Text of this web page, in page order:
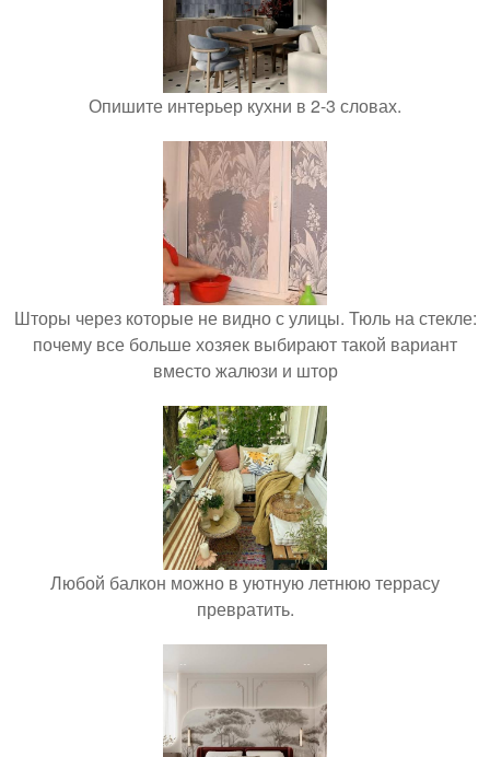
Опишите интерьер кухни в 2-3 словах.
Шторы через которые не видно с улицы. Тюль на стекле:
почему все больше хозяек выбирают такой вариант
вместо жалюзи и штор
Любой балкон можно в уютную летнюю террасу
превратить.